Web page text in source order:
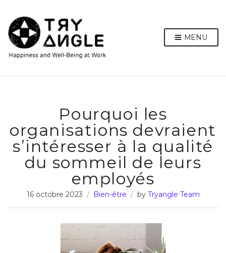
MENU
Pourquoi les
organisations devraient
s’intéresser à la qualité
du sommeil de leurs
employés
16 octobre 2023 Bien-être by Tryangle Team